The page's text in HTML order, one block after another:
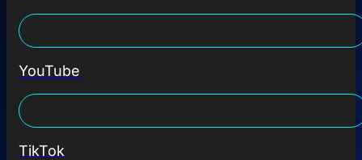
YouTube
TikTok